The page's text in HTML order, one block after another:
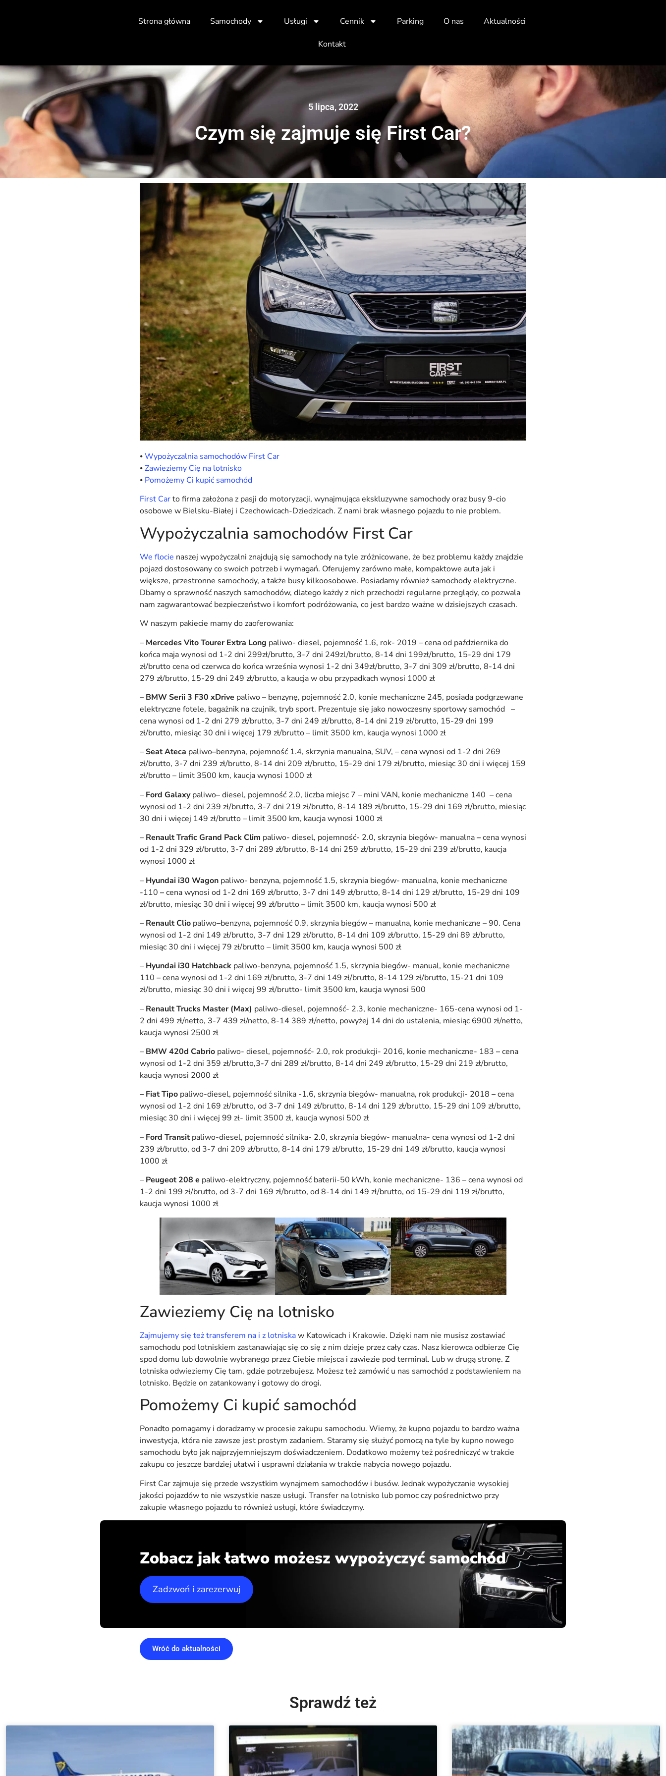
Strona główna Samochody Usługi Cennik Parking O nas Aktualności
Kontakt
5 lipca, 2022
Czym się zajmuje się First Car?
⦁Wypożyczalnia samochodów First Car
⦁Zawieziemy Cię na lotnisko
⦁ Pomożemy Ci kupić samochód
First Carto firma założona z pasji do motoryzacji, wynajmująca ekskluzywne samochody oraz busy 9-cio
osobowe w Bielsku-Białej i Czechowicach-Dziedzicach. Z nami brak własnego pojazdu to nie problem.
Wypożyczalnia samochodów First Car
We flocie naszej wypożyczalni znajdują się samochody na tyle zróżnicowane, że bez problemu każdy znajdzie
pojazd dostosowany co swoich potrzeb i wymagań. Oferujemy zarówno małe, kompaktowe auta jak i
większe, przestronne samochody, a także busy kilkoosobowe. Posiadamy również samochody elektryczne.
Dbamy o sprawność naszych samochodów, dlatego każdy z nich przechodzi regularne przeglądy, co pozwala
nam zagwarantować bezpieczeństwo i komfort podróżowania, co jest bardzo ważne w dzisiejszych czasach.
W naszym pakiecie mamy do zaoferowania:
– Mercedes Vito Tourer Extra Long paliwo- diesel, pojemność 1.6, rok- 2019 – cena od października do
końca maja wynosi od 1-2 dni 299zł/brutto, 3-7 dni 249zl/brutto, 8-14 dni 199zł/brutto, 15-29 dni 179
zł/brutto cena od czerwca do końca września wynosi 1-2 dni 349zł/brutto, 3-7 dni 309 zł/brutto, 8-14 dni
279 zł/brutto, 15-29 dni 249 zł/brutto, a kaucja w obu przypadkach wynosi 1000 zł
– BMW Serii 3 F30 xDrive paliwo – benzynę, pojemność 2.0, konie mechaniczne 245, posiada podgrzewane
elektryczne fotele, bagażnik na czujnik, tryb sport. Prezentuje się jako nowoczesny sportowy samochód –
cena wynosi od 1-2 dni 279 zł/brutto, 3-7 dni 249 zł/brutto, 8-14 dni 219 zł/brutto, 15-29 dni 199
zł/brutto, miesiąc 30 dni i więcej 179 zł/brutto – limit 3500 km, kaucja wynosi 1000 zł
–Seat Ateca paliwo–benzyna, pojemność 1.4, skrzynia manualna, SUV, – cena wynosi od 1-2 dni 269
zł/brutto, 3-7 dni 239 zł/brutto, 8-14 dni 209 zł/brutto, 15-29 dni 179 zł/brutto, miesiąc 30 dni i więcej 159
zł/brutto – limit 3500 km, kaucja wynosi 1000 zł
– Ford Galaxypaliwo–diesel, pojemność 2.0, liczba miejsc 7 – mini VAN, konie mechaniczne 140 –cena
wynosi od 1-2 dni 239 zł/brutto, 3-7 dni 219 zł/brutto, 8-14 189 zł/brutto, 15-29 dni 169 zł/brutto, miesiąc
30 dni i więcej 149 zł/brutto – limit 3500 km, kaucja wynosi 1000 zł
– Renault Trafic Grand Pack Clim paliwo- diesel, pojemność- 2.0, skrzynia biegów- manualna–cena wynosi
od 1-2 dni 329 zł/brutto, 3-7 dni 289 zł/brutto, 8-14 dni 259 zł/brutto, 15-29 dni 239 zł/brutto, kaucja
wynosi 1000 zł
– Hyundai i30 Wagon paliwo- benzyna, pojemność 1.5, skrzynia biegów- manualna, konie mechaniczne
-110 –cena wynosi od 1-2 dni 169 zł/brutto, 3-7 dni 149 zł/brutto, 8-14 dni 129 zł/brutto, 15-29 dni 109
zł/brutto, miesiąc 30 dni i więcej 99 zł/brutto – limit 3500 km, kaucja wynosi 500 zł
– Renault Clio paliwo–benzyna, pojemność 0.9, skrzynia biegów – manualna, konie mechaniczne – 90. Cena
wynosi od 1-2 dni 149 zł/brutto, 3-7 dni 129 zł/brutto, 8-14 dni 109 zł/brutto, 15-29 dni 89 zł/brutto,
miesiąc 30 dni i więcej 79 zł/brutto – limit 3500 km, kaucja wynosi 500 zł
– Hyundai i30 Hatchback paliwo-benzyna, pojemność 1.5, skrzynia biegów- manual, konie mechaniczne
110 –cena wynosi od 1-2 dni 169 zł/brutto, 3-7 dni 149 zł/brutto, 8-14 129 zł/brutto, 15-21 dni 109
zł/brutto, miesiąc 30 dni i więcej 99 zł/brutto- limit 3500 km, kaucja wynosi 500
– Renault Trucks Master (Max) paliwo-diesel, pojemność- 2.3, konie mechaniczne- 165-cena wynosi od 1-
2 dni 499 zł/netto, 3-7 439 zł/netto, 8-14 389 zł/netto, powyżej 14 dni do ustalenia, miesiąc 6900 zł/netto,
kaucja wynosi 2500 zł
– BMW 420d Cabrio paliwo- diesel, pojemność- 2.0, rok produkcji- 2016, konie mechaniczne- 183 –cena
wynosi od 1-2 dni 359 zł/brutto,3-7 dni 289 zł/brutto, 8-14 dni 249 zł/brutto, 15-29 dni 219 zł/brutto,
kaucja wynosi 2000 zł
– Fiat Tipo paliwo-diesel, pojemność silnika -1.6, skrzynia biegów- manualna, rok produkcji- 2018 –cena
wynosi od 1-2 dni 169 zł/brutto, od 3-7 dni 149 zł/brutto, 8-14 dni 129 zł/brutto, 15-29 dni 109 zł/brutto,
miesiąc 30 dni i więcej 99 zł- limit 3500 zł, kaucja wynosi 500 zł
– Ford Transitpaliwo-diesel, pojemność silnika- 2.0, skrzynia biegów- manualna- cena wynosi od 1-2 dni
239 zł/brutto, od 3-7 dni 209 zł/brutto, 8-14 dni 179 zł/brutto, 15-29 dni 149 zł/brutto, kaucja wynosi
1000 zł
– Peugeot 208 e paliwo-elektryczny, pojemność baterii-50 kWh, konie mechaniczne- 136 –cena wynosi od
1-2 dni 199 zł/brutto, od 3-7 dni 169 zł/brutto, od 8-14 dni 149 zł/brutto, od 15-29 dni 119 zł/brutto,
kaucja wynosi 1000 zł
Zawieziemy Cię na lotnisko
Zajmujemy się też transferem na i z lotniskaw Katowicach i Krakowie. Dzięki nam nie musisz zostawiać
samochodu pod lotniskiem zastanawiając się co się z nim dzieje przez cały czas. Nasz kierowca odbierze Cię
spod domu lub dowolnie wybranego przez Ciebie miejsca i zawiezie pod terminal. Lub w drugą stronę. Z
lotniska odwieziemy Cię tam, gdzie potrzebujesz. Możesz też zamówić u nas samochód z podstawieniem na
lotnisko. Będzie on zatankowany i gotowy do drogi.
Pomożemy Ci kupić samochód
Ponadto pomagamy i doradzamy w procesie zakupu samochodu. Wiemy, że kupno pojazdu to bardzo ważna
inwestycja, która nie zawsze jest prostym zadaniem. Staramy się służyć pomocą na tyle by kupno nowego
samochodu było jak najprzyjemniejszym doświadczeniem. Dodatkowo możemy też pośredniczyć w trakcie
zakupu co jeszcze bardziej ułatwi i usprawni działania w trakcie nabycia nowego pojazdu.
First Car zajmuje się przede wszystkim wynajmem samochodów i busów. Jednak wypożyczanie wysokiej
jakości pojazdów to nie wszystkie nasze usługi. Transfer na lotnisko lub pomoc czy pośrednictwo przy
zakupie własnego pojazdu to również usługi, które świadczymy.
Zobacz jak łatwo możesz wypożyczyć samochód
Zadzwoń i zarezerwuj
Wróć do aktualności
Sprawdź też